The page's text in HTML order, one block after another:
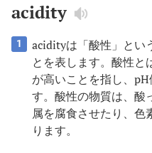
acidity
1
acidityは「酸性」とい
とを表します。酸性と
が高いことを指し、
す。酸性の物質は、酸
属を腐食させたり、色
ります。